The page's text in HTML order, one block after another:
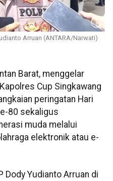
Arruan (ANTARA/Narwati)
Barat, menggelar
Cup Singkawang
peringatan Hari
80 sekaligus
muda melalui
elektronik atau e-
Dody Yudianto Arruan di